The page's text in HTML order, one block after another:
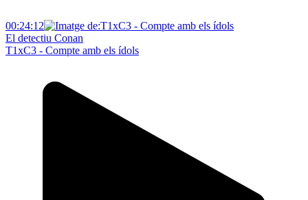
00:24:12
El detectiu Conan
T1xC3 - Compte amb els ídols